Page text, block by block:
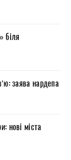
біля
заява нардепа
нові міста